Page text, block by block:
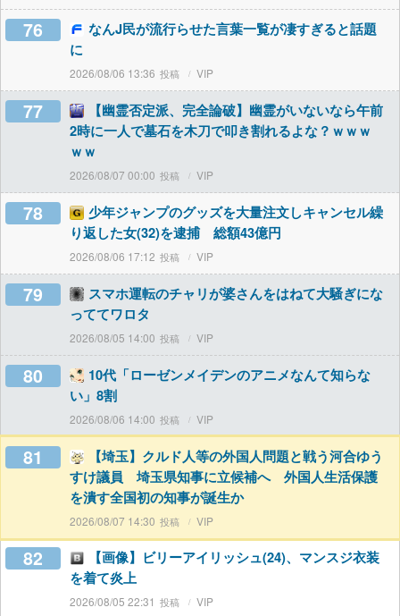
76
なんJ民が流行らせた言葉一覧が凄すぎると話題
に
2026/08/06 13:36 VIP
77
【幽霊否定派、完全論破】幽霊がいないなら午前
2時に一人で墓石を木刀で叩き割れるよな？ｗｗｗ
ｗｗ
2026/08/07 00:00 VIP
78
少年ジャンプのグッズを大量注文しキャンセル繰
り返した女(32)を逮捕 総額43億円
2026/08/06 17:12 VIP
79
スマホ運転のチャリが婆さんをはねて大騒ぎにな
っててワロタ
2026/08/05 14:00 VIP
80
10代「ローゼンメイデンのアニメなんて知らな
い」8割
2026/08/06 14:00 VIP
81
【埼玉】クルド人等の外国人問題と戦う河合ゆう
すけ議員 埼玉県知事に立候補へ 外国人生活保護
を潰す全国初の知事が誕生か
2026/08/07 14:30 VIP
82
【画像】ビリーアイリッシュ(24)、マンスジ衣装
を着て炎上
2026/08/05 22:31 VIP